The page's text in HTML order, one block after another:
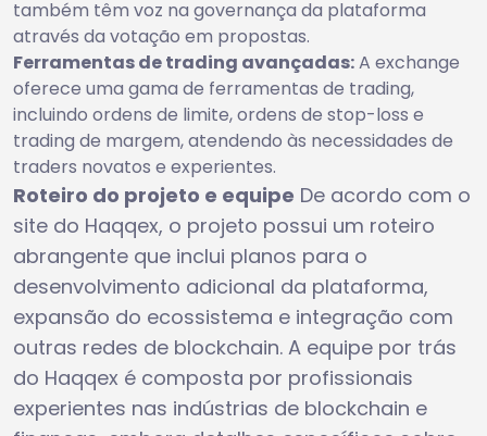
também têm voz na governança da plataforma
através da votação em propostas.
Ferramentas de trading avançadas:A exchange
oferece uma gama de ferramentas de trading,
incluindo ordens de limite, ordens de stop-loss e
trading de margem, atendendo às necessidades de
traders novatos e experientes.
Roteiro do projeto e equipe De acordo com o
site do Haqqex, o projeto possui um roteiro
abrangente que inclui planos para o
desenvolvimento adicional da plataforma,
expansão do ecossistema e integração com
outras redes de blockchain. A equipe por trás
do Haqqex é composta por profissionais
experientes nas indústrias de blockchain e